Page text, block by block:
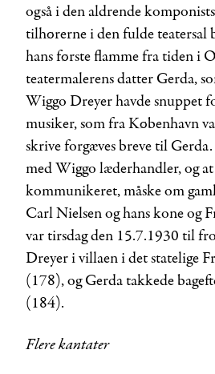
også i den aldrende
tilhørerne i den fulde teatersal
hans første flamme fra tiden i
teatermalerens datter Gerda,
Wiggo Dreyer havde snuppet
musiker, som fra København
skrive forgæves breve til
med Wiggo læderhandler, og
kommunikeret, måske om
Carl Nielsen og hans kone og
var tirsdag den 15.7.1930 til
Dreyer i villaen i det statelige
(178), og Gerda takkede
(184).
Flere kantater